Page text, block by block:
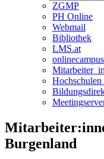
ZGMP
PH Online
Webmail
Bibliothek
LMS.at
Burgenland